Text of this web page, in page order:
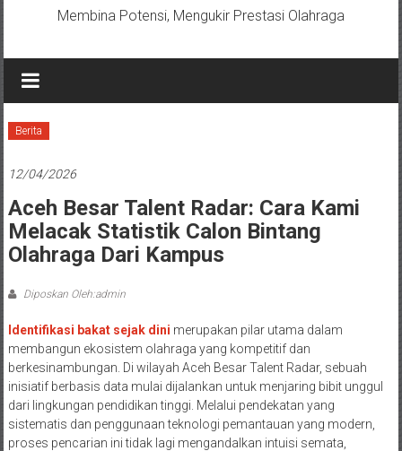
Membina Potensi, Mengukir Prestasi Olahraga
Berita
12/04/2026
Aceh Besar Talent Radar: Cara Kami
Melacak Statistik Calon Bintang
Olahraga Dari Kampus
Diposkan Oleh:admin
Identifikasi bakat sejak dini merupakan pilar utama dalam
membangun ekosistem olahraga yang kompetitif dan
berkesinambungan. Di wilayah Aceh Besar Talent Radar, sebuah
inisiatif berbasis data mulai dijalankan untuk menjaring bibit unggul
dari lingkungan pendidikan tinggi. Melalui pendekatan yang
sistematis dan penggunaan teknologi pemantauan yang modern,
proses pencarian ini tidak lagi mengandalkan intuisi semata,